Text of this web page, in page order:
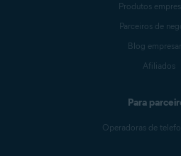
Produtos
Parceiros de
Blog
Afiliados
Para
Operadoras de